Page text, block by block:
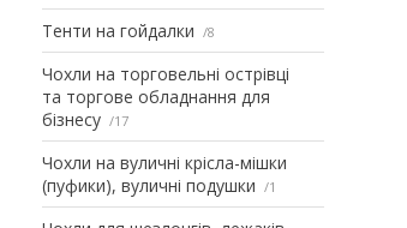
Тенти на гойдалки 8
Чохли на торговельні острівці
та торгове обладнання для
бізнесу
17
Чохли на вуличні крісла-мішки
(пуфики), вуличні подушки
1